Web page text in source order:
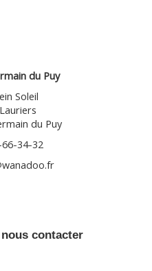
du Puy
Soleil
du Puy
34-32
contacter